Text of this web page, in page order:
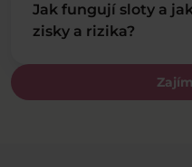
Jak fungují sloty a
zisky a rizika?